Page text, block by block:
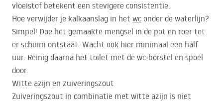
vloeistof betekent een stevigere consistentie.
Hoe verwijder je kalkaanslag in het wc onder de waterlijn?
Simpel! Doe het gemaakte mengsel in de pot en roer tot
er schuim ontstaat. Wacht ook hier minimaal een half
uur. Reinig daarna het toilet met de wc-borstel en spoel
door.
Witte azijn en zuiveringszout
Zuiveringszout in combinatie met witte azijn is niet